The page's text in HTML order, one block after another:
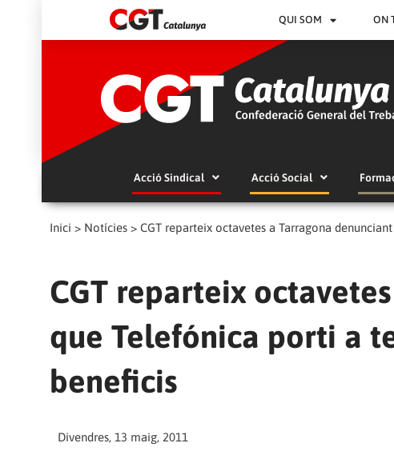
QUI SOM ON
Acció Sindical Acció Social
Inici > Notícies > CGT reparteix octavetes a Tarragona
CGT reparteix
que Telefónica porti a
beneficis
Divendres, 13 maig, 2011